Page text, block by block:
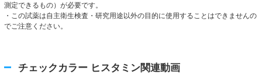
測定できるもの）が必要です。
・この試薬は自主衛生検査・研究用途以外の目的に使用することはできませんの
でご注意ください。
チェックカラー ヒスタミン関連動画